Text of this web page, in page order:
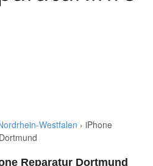
Westfalen › iPhone
Reparatur Dortmund